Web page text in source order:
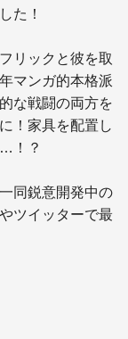
た！
リックと彼を取
マンガ的本格派
な戦闘の両方を
！家具を配置し
！？
同鋭意開発中の
ツイッターで最